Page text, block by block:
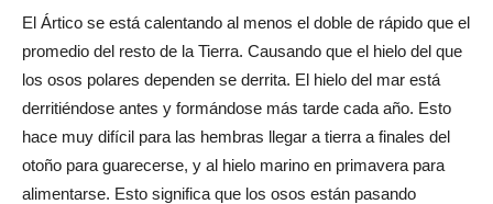
El Ártico se está calentando al menos el doble de rápido que el
promedio del resto de la Tierra. Causando que el hielo del que
los osos polares dependen se derrita. El hielo del mar está
derritiéndose antes y formándose más tarde cada año. Esto
hace muy difícil para las hembras llegar a tierra a finales del
otoño para guarecerse, y al hielo marino en primavera para
alimentarse. Esto significa que los osos están pasando